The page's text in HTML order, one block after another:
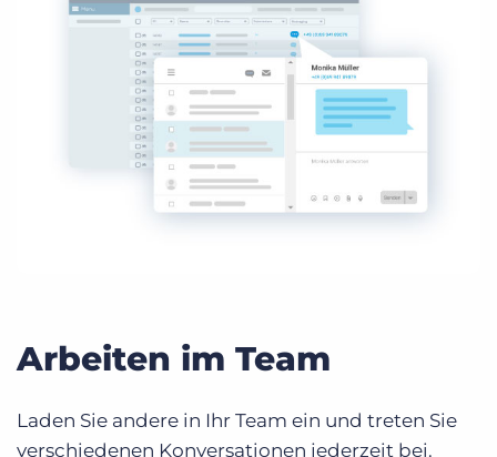
Arbeiten im Team
Laden Sie andere in Ihr Team ein und treten Sie
verschiedenen Konversationen jederzeit bei.